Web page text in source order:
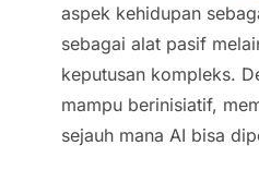
aspek kehidupan
sebagai alat pasif
keputusan kompleks.
mampu berinisiatif,
sejauh mana AI bisa